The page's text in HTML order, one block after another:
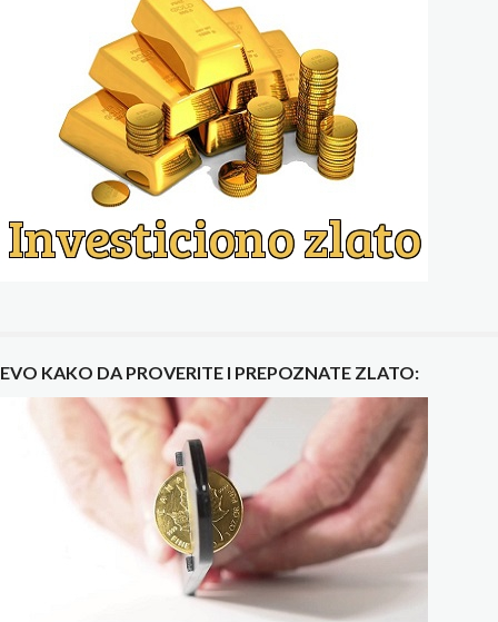
EVO KAKO DA PROVERITE I PREPOZNATE ZLATO: